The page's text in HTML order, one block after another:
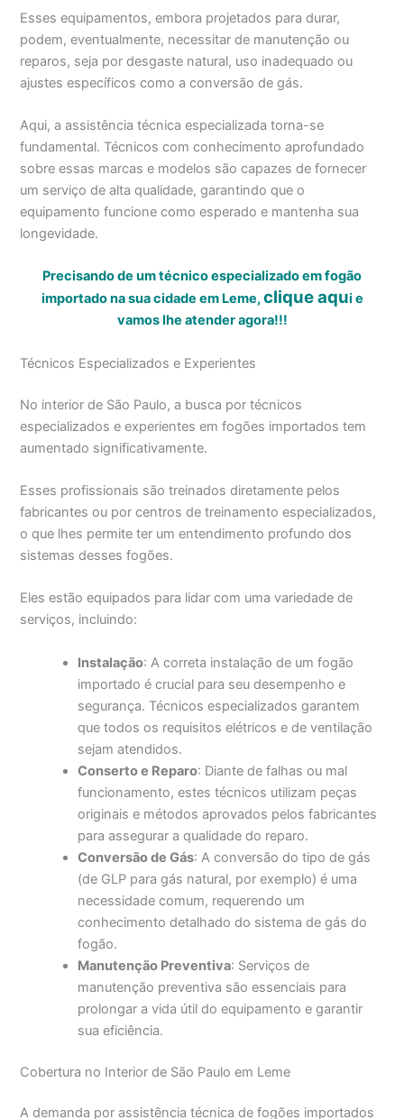
Esses equipamentos, embora projetados para durar,
podem, eventualmente, necessitar de manutenção ou
reparos, seja por desgaste natural, uso inadequado ou
ajustes específicos como a conversão de gás.
Aqui, a assistência técnica especializada torna-se
fundamental. Técnicos com conhecimento aprofundado
sobre essas marcas e modelos são capazes de fornecer
um serviço de alta qualidade, garantindo que o
equipamento funcione como esperado e mantenha sua
longevidade.
Precisando de um técnico especializado em fogão
importado na sua cidade em Leme,clique aqui e
vamos lhe atender agora!!!
Técnicos Especializados e Experientes
No interior de São Paulo, a busca por técnicos
especializados e experientes em fogões importados tem
aumentado significativamente.
Esses profissionais são treinados diretamente pelos
fabricantes ou por centros de treinamento especializados,
o que lhes permite ter um entendimento profundo dos
sistemas desses fogões.
Eles estão equipados para lidar com uma variedade de
serviços, incluindo:
Instalação: A correta instalação de um fogão
importado é crucial para seu desempenho e
segurança. Técnicos especializados garantem
que todos os requisitos elétricos e de ventilação
sejam atendidos.
Conserto e Reparo: Diante de falhas ou mal
funcionamento, estes técnicos utilizam peças
originais e métodos aprovados pelos fabricantes
para assegurar a qualidade do reparo.
Conversão de Gás: A conversão do tipo de gás
(de GLP para gás natural, por exemplo) é uma
necessidade comum, requerendo um
conhecimento detalhado do sistema de gás do
fogão.
Manutenção Preventiva: Serviços de
manutenção preventiva são essenciais para
prolongar a vida útil do equipamento e garantir
sua eficiência.
Cobertura no Interior de São Paulo em Leme
A demanda por assistência técnica de fogões importados